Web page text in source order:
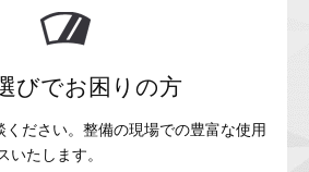
びでお困りの方
ださい。整備の現場での豊富な使用
いたします。